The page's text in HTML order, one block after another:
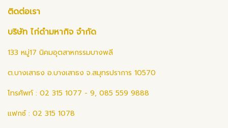
ติดต่อเรา
บริษัท ไก่ดำมหากิจ จำกัด
133 หมู่17 นิคมอุตสาหกรรมบางพลี
ต.บางเสาธง อ.บางเสาธง จ.สมุทรปราการ 10570
โทรศัพท์ : 02 315 1077 - 9, 085 559 9888
แฟกซ์ : 02 315 1078